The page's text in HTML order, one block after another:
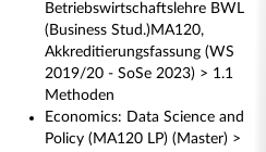
Betriebswirtschaftslehre BWL
(Business Stud.)MA120,
Akkreditierungsfassung (WS
2019/20 - SoSe 2023) > 1.1
Methoden
Economics: Data Science and
Policy (MA120 LP) (Master) >